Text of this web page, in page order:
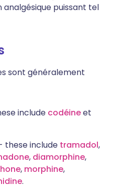
puissant tel
sont généralement
include codéineet
these include tramadol,
, diamorphine,
, morphine,
.